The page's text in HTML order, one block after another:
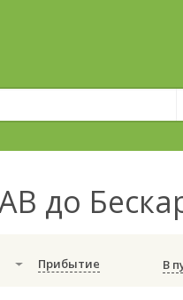
до
Прибытие В